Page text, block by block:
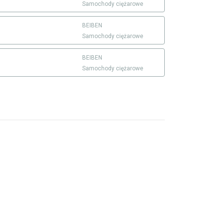
Samochody ciężarowe
BEIBEN
Samochody ciężarowe
BEIBEN
Samochody ciężarowe